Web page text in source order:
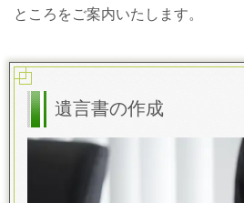
ところをご案内いたします。
遺言書の作成